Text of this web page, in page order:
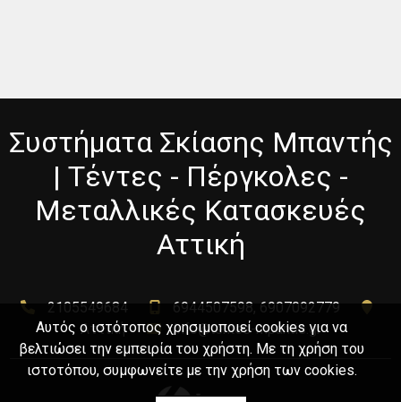
Συστήματα Σκίασης Μπαντής
| Τέντες - Πέργκολες -
Μεταλλικές Κατασκευές
Αττική
2105549684
6944507598, 6907092779
Αττική
info@tentes-mpantis.gr
Αυτός ο ιστότοπος χρησιμοποιεί cookies για να
βελτιώσει την εμπειρία του χρήστη. Με τη χρήση του
ιστοτόπου, συμφωνείτε με την χρήση των cookies.